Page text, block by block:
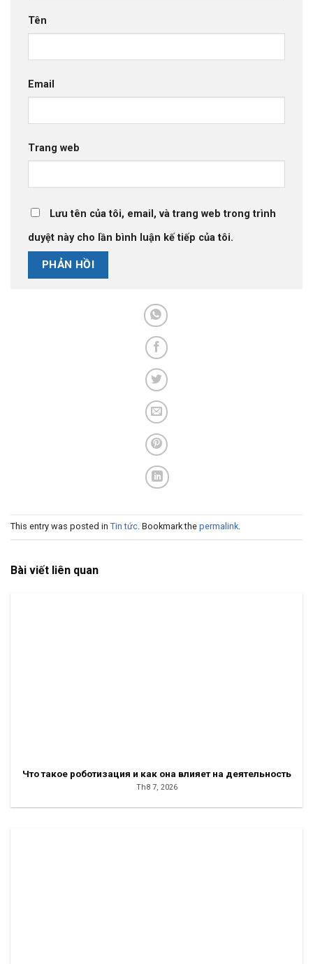
Tên
Email
Trang web
Lưu tên của tôi, email, và trang web trong trình
duyệt này cho lần bình luận kế tiếp của tôi.
This entry was posted in Tin tức. Bookmark the permalink.
Bài viết liên quan
Что такое роботизация и как она влияет на деятельность
Th8 7, 2026